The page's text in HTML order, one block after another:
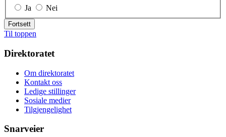
Ja
Nei
Fortsett
Til toppen
Direktoratet
Om direktoratet
Kontakt oss
Ledige stillinger
Sosiale medier
Tilgjengelighet
Snarveier